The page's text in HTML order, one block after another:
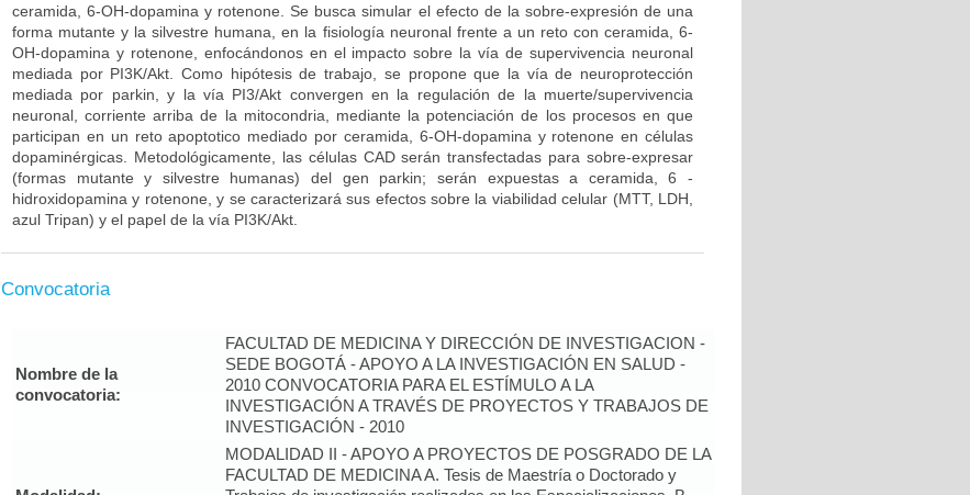
ceramida, 6-OH-dopamina y rotenone. Se busca simular el efecto de la sobre-expresión de una
forma mutante y la silvestre humana, en la fisiología neuronal frente a un reto con ceramida, 6-
OH-dopamina y rotenone, enfocándonos en el impacto sobre la vía de supervivencia neuronal
mediada por PI3K/Akt. Como hipótesis de trabajo, se propone que la vía de neuroprotección
mediada por parkin, y la vía PI3/Akt convergen en la regulación de la muerte/supervivencia
neuronal, corriente arriba de la mitocondria, mediante la potenciación de los procesos en que
participan en un reto apoptotico mediado por ceramida, 6-OH-dopamina y rotenone en células
dopaminérgicas. Metodológicamente, las células CAD serán transfectadas para sobre-expresar
(formas mutante y silvestre humanas) del gen parkin; serán expuestas a ceramida, 6 -
hidroxidopamina y rotenone, y se caracterizará sus efectos sobre la viabilidad celular (MTT, LDH,
azul Tripan) y el papel de la vía PI3K/Akt.
Convocatoria
Nombre de la
convocatoria:
FACULTAD DE MEDICINA Y DIRECCIÓN DE INVESTIGACION -
SEDE BOGOTÁ - APOYO A LA INVESTIGACIÓN EN SALUD -
2010 CONVOCATORIA PARA EL ESTÍMULO A LA
INVESTIGACIÓN A TRAVÉS DE PROYECTOS Y TRABAJOS DE
INVESTIGACIÓN - 2010
MODALIDAD II - APOYO A PROYECTOS DE POSGRADO DE LA
FACULTAD DE MEDICINA A. Tesis de Maestría o Doctorado y